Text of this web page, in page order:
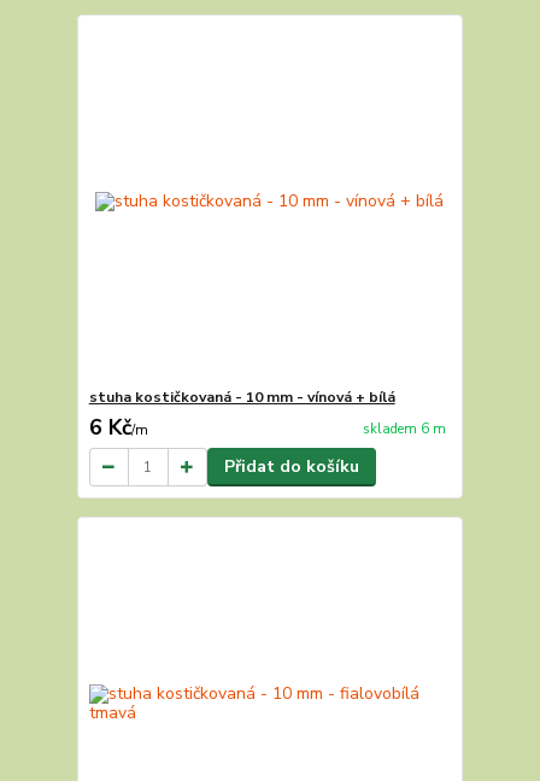
stuha kostičkovaná - 10 mm - vínová + bílá
6 Kč/m skladem 6 m
Přidat do košíku